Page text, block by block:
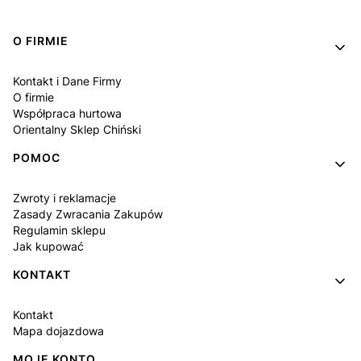
Linki w stopce
O FIRMIE
Kontakt i Dane Firmy
O firmie
Współpraca hurtowa
Orientalny Sklep Chiński
POMOC
Zwroty i reklamacje
Zasady Zwracania Zakupów
Regulamin sklepu
Jak kupować
KONTAKT
Kontakt
Mapa dojazdowa